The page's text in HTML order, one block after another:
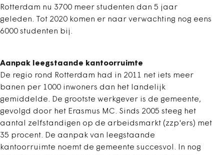
Rotterdam nu 3700 meer studenten dan 5 jaar
geleden. Tot 2020 komen er naar verwachting nog eens
6000 studenten bij.
Aanpak leegstaande kantoorruimte
De regio rond Rotterdam had in 2011 net iets meer
banen per 1000 inwoners dan het landelijk
gemiddelde. De grootste werkgever is de gemeente,
gevolgd door het Erasmus MC. Sinds 2005 steeg het
aantal zelfstandigen op de arbeidsmarkt (zzp'ers) met
35 procent. De aanpak van leegstaande
kantoorruimte noemt de gemeente succesvol. In nog